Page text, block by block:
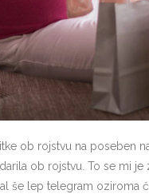
ob rojstvu na poseben
ob rojstvu. To se mi
še lep telegram oziroma